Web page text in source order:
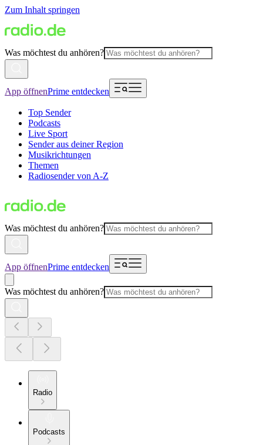
Zum Inhalt springen
Was möchtest du anhören?
App öffnenPrime entdecken
Top Sender
Podcasts
Live Sport
Sender aus deiner Region
Musikrichtungen
Themen
Radiosender von A-Z
Was möchtest du anhören?
App öffnenPrime entdecken
Was möchtest du anhören?
Radio
Podcasts